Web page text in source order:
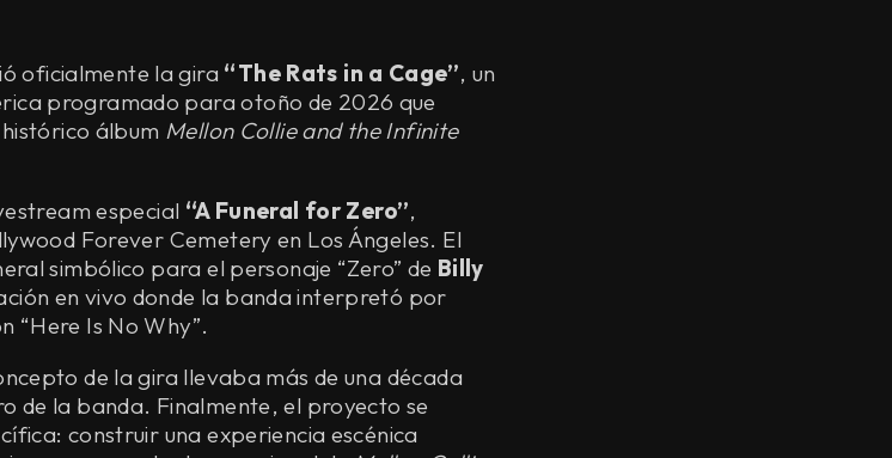
oficialmente la gira “The Rats in a Cage”, un
programado para otoño de 2026 que
álbum Mellon Collie and the Infinite
especial “A Funeral for Zero”,
Forever Cemetery en Los Ángeles. El
simbólico para el personaje “Zero” de Billy
en vivo donde la banda interpretó por
“Here Is No Why”.
de la gira llevaba más de una década
de la banda. Finalmente, el proyecto se
construir una experiencia escénica